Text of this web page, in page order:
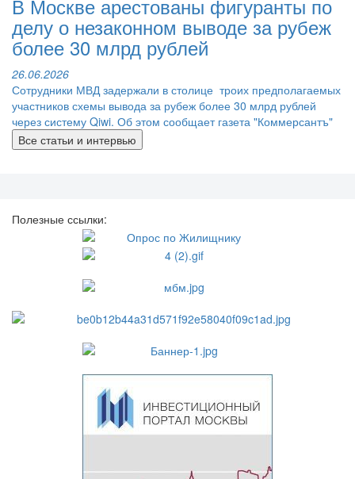
В Москве арестованы фигуранты по
делу о незаконном выводе за рубеж
более 30 млрд рублей
26.06.2026
Сотрудники МВД задержали в столице троих предполагаемых
участников схемы вывода за рубеж более 30 млрд рублей
через систему Qiwi. Об этом сообщает газета "Коммерсантъ"
Все статьи и интервью
Полезные ссылки: